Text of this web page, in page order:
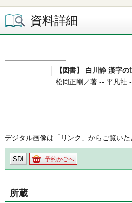
資料詳細
【図書】 白川静 漢字の
松岡正剛／著 -- 平凡社
デジタル画像は「リンク」からご覧いた
SDI 予約かごへ
所蔵